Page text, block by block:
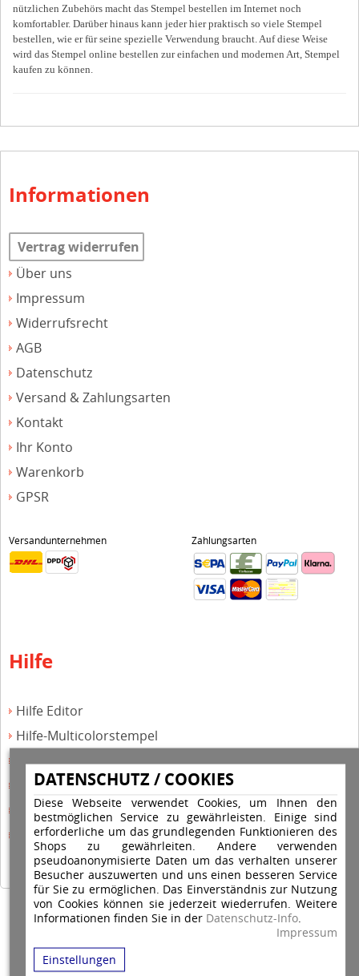
DATENSCHUTZ / COOKIES
Diese Webseite verwendet Cookies, um Ihnen den
bestmöglichen Service zu gewährleisten. Einige sind
erforderliche um das grundlegenden Funktionieren des
Shops zu gewährleiten. Andere verwenden
pseudoanonymisierte Daten um das verhalten unserer
Besucher auszuwerten und uns einen besseren Service
für Sie zu ermöglichen. Das Einverständnis zur Nutzung
von Cookies können sie jederzeit wiederrufen. Weitere
Informationen finden Sie in der Datenschutz-Info.
Impressum
Einstellungen
nützlichen Zubehörs macht das Stempel bestellen im Internet noch
komfortabler. Darüber hinaus kann jeder hier praktisch so viele Stempel
bestellen, wie er für seine spezielle Verwendung braucht. Auf diese Weise
wird das Stempel online bestellen zur einfachen und modernen Art, Stempel
kaufen zu können.
Informationen
Vertrag widerrufen
Über uns
Impressum
Widerrufsrecht
AGB
Datenschutz
Versand & Zahlungsarten
Kontakt
Ihr Konto
Warenkorb
GPSR
Versandunternehmen Zahlungsarten
Hilfe
Hilfe Editor
Hilfe-Multicolorstempel
Hilfe-Rundstempel
Hilfe Rundstempel Holz
Hilfe Stempelkissen wechseln
Hilfe Stempelplatte wechseln
Copyright © 2026 Stempel Toenges GmbH - Alle Rechte vorbehalten